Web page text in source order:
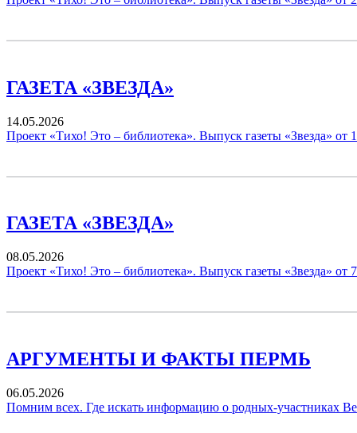
ГАЗЕТА «ЗВЕЗДА»
14.05.2026
Проект «Тихо! Это – библиотека». Выпуск газеты «Звезда» от
ГАЗЕТА «ЗВЕЗДА»
08.05.2026
Проект «Тихо! Это – библиотека». Выпуск газеты «Звезда» от
АРГУМЕНТЫ И ФАКТЫ ПЕРМЬ
06.05.2026
Помним всех. Где искать информацию о родных-участниках